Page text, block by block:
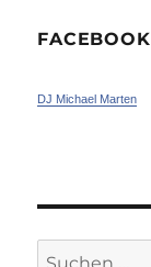
FACEBOOK
DJ Michael Marten
Suchen